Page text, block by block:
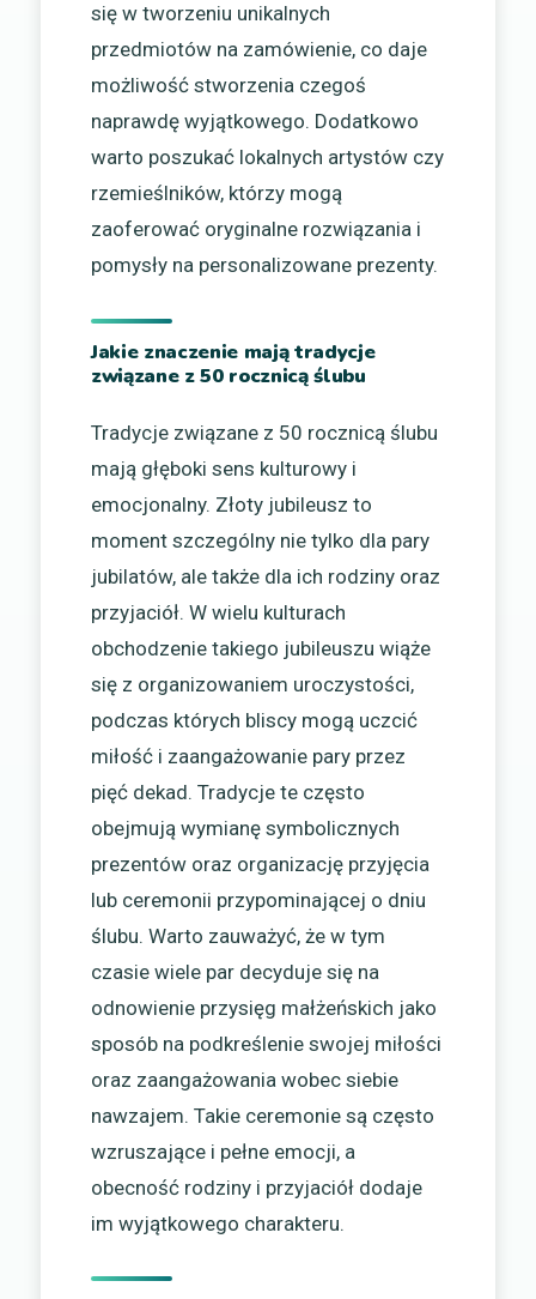
się w tworzeniu unikalnych
przedmiotów na zamówienie, co daje
możliwość stworzenia czegoś
naprawdę wyjątkowego. Dodatkowo
warto poszukać lokalnych artystów czy
rzemieślników, którzy mogą
zaoferować oryginalne rozwiązania i
pomysły na personalizowane prezenty.
Jakie znaczenie mają tradycje
związane z 50 rocznicą ślubu
Tradycje związane z 50 rocznicą ślubu
mają głęboki sens kulturowy i
emocjonalny. Złoty jubileusz to
moment szczególny nie tylko dla pary
jubilatów, ale także dla ich rodziny oraz
przyjaciół. W wielu kulturach
obchodzenie takiego jubileuszu wiąże
się z organizowaniem uroczystości,
podczas których bliscy mogą uczcić
miłość i zaangażowanie pary przez
pięć dekad. Tradycje te często
obejmują wymianę symbolicznych
prezentów oraz organizację przyjęcia
lub ceremonii przypominającej o dniu
ślubu. Warto zauważyć, że w tym
czasie wiele par decyduje się na
odnowienie przysięg małżeńskich jako
sposób na podkreślenie swojej miłości
oraz zaangażowania wobec siebie
nawzajem. Takie ceremonie są często
wzruszające i pełne emocji, a
obecność rodziny i przyjaciół dodaje
im wyjątkowego charakteru.